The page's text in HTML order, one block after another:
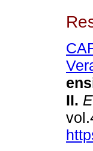
II.